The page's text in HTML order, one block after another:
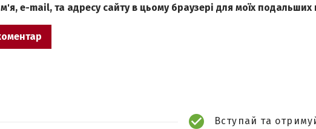
e-mail, та адресу сайту в цьому браузері для моїх подальших
Вступай та